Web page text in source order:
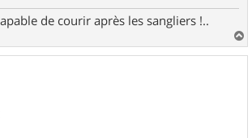
de courir après les sangliers !..
a
u